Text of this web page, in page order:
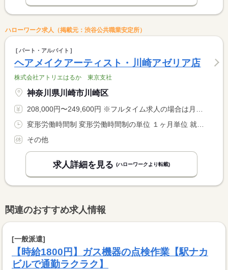
ハローワーク求人（掲載元：渋谷公共職業安定所）
パート・アルバイト
ヘアメイクアーティスト・川崎アゼリア店
株式会社アトリエはるか 東京支社
神奈川県川崎市川崎区
208,000円〜249,600円 ※フルタイム求人の場合は月額（換算額）、パート求人の場合は時間額を表示しています。
その他
求人詳細を見る (ハローワークより転載)
関連のおすすめ求人情報
[一般派遣]
【時給1800円】ガス機器の点検作業【駅ナカ
ビルで通勤ラクラク】